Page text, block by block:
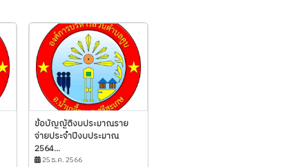
ข้อบัญญัติงบประมาณราย
จ่ายประจำปีงบประมาณ
2564...
25 ธ.ค. 2566